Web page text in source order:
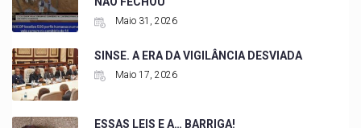
Maio 31, 2026
SINSE. A ERA DA VIGILÂNCIA DESVIADA
Maio 17, 2026
ESSAS LEIS E A… BARRIGA!